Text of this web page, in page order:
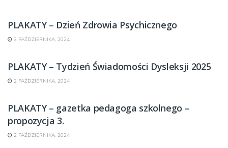
PLAKATY – Dzień Zdrowia Psychicznego
3 PAŹDZIERNIKA, 2024
PLAKATY – Tydzień Świadomości Dysleksji 2025
2 PAŹDZIERNIKA, 2024
PLAKATY – gazetka pedagoga szkolnego –
propozycja 3.
2 PAŹDZIERNIKA, 2024